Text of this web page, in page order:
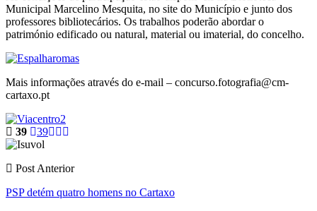
Municipal Marcelino Mesquita, no site do Município e junto dos
professores bibliotecários. Os trabalhos poderão abordar o
património edificado ou natural, material ou imaterial, do concelho.
Mais informações através do e-mail – concurso.fotografia@cm-
cartaxo.pt
39 39
Post Anterior
PSP detém quatro homens no Cartaxo